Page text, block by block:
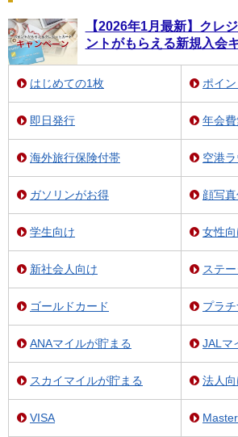
【2026年1月最新】クレ
ントがもらえる新規入会
はじめての1枚 ポイ
即日発行 年会
海外旅行保険付帯 空港
ガソリンがお得 顔写真
学生向け 女性向
新社会人向け ステ
ゴールドカード プラ
ANAマイルが貯まる JALマ
スカイマイルが貯まる 法人向
VISA